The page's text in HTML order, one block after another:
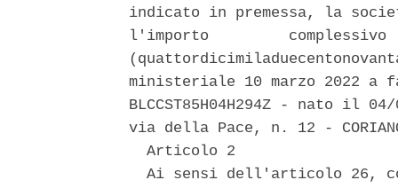
indicato in premessa, la
l'importo
ministeriale 10 marzo 2022
BLCCST85H04H294Z - nato il
via della Pace, n. 12 -
  Articolo 2
Ai sensi dell'articolo 26,